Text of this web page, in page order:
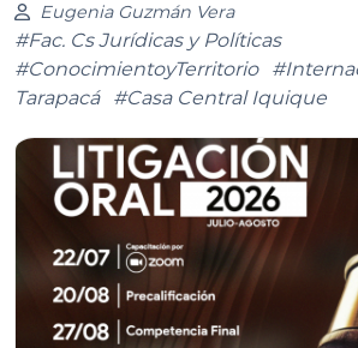
Eugenia Guzmán Vera
#Fac. Cs Jurídicas y Políticas
#ConocimientoyTerritorio
Tarapacá
#Casa Central Iquique